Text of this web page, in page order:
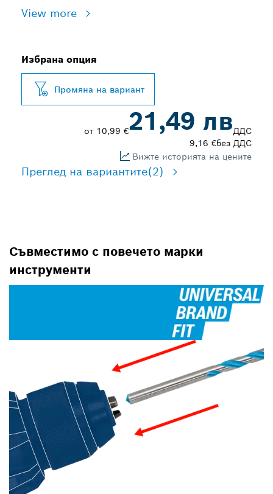
View more
Избрана опция
Промяна на вариант
от 10,99 €21,49 лвДДС
9,16 €без ДДС
Вижте историята на цените
Преглед на вариантите(2)
Съвместимо с повечето марки
инструменти